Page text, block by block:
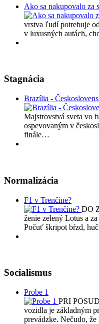
Ako sa nakupovalo za
vrstva ľudí potrebuje
v luxusných autách,
Stagnácia
Brazília -
Majstrovstvá sveta vo
ospevovaným v
finále…
Normalizácia
F1 v Trenčíne?
DO
ženie zelený Lotus a
Počuť škripot bŕzd,
Socialismus
Probe 1
PRI
vozidla je základným
prevádzke. Nečudo,